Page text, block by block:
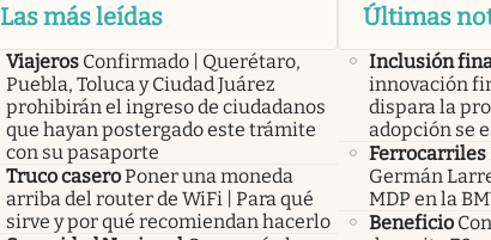
Las más leídas
Viajeros Confirmado | Querétaro,
Puebla, Toluca y Ciudad Juárez
prohibirán el ingreso de ciudadanos
que hayan postergado este trámite
con su pasaporte
Truco caseroPoner una moneda
arriba del router de WiFi | Para qué
sirve y por qué recomiendan hacerlo
Últimas
Inclusión
innovación
dispara la
adopción se
Ferrocarriles
Germán
MDP en la
Beneficio